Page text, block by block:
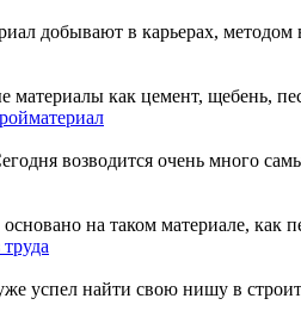
добывают в карьерах,
как цемент, щебень,
возводится очень много
на таком материале, как
успел найти свою нишу в